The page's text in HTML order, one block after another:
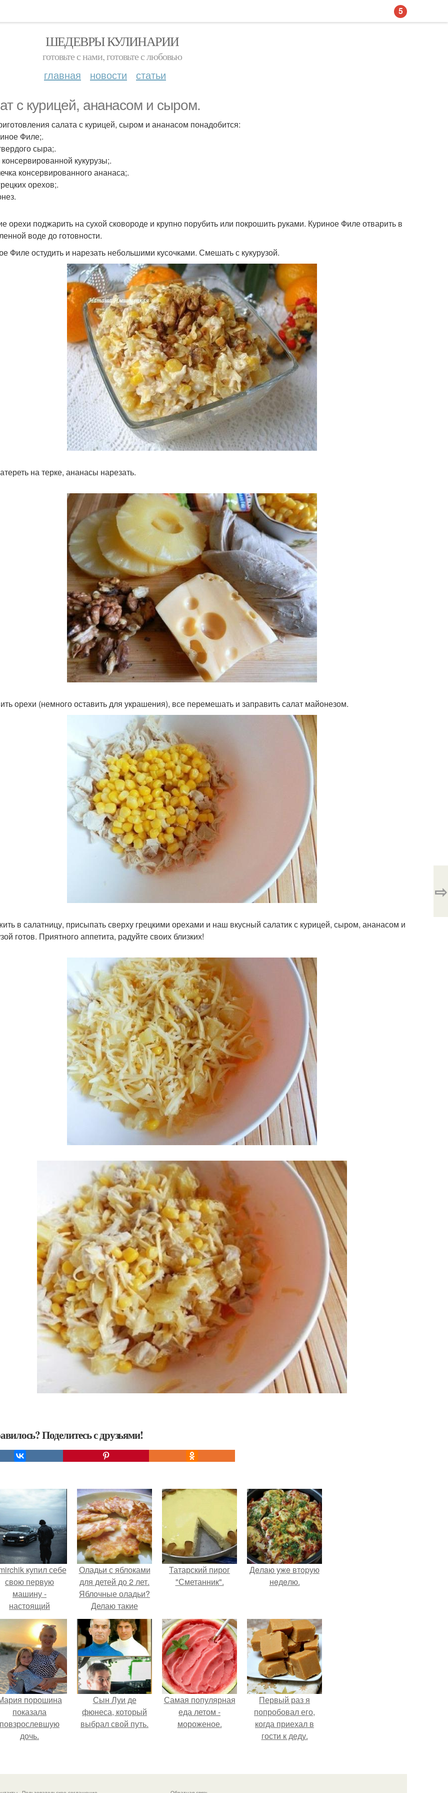
ШЕДЕВРЫ КУЛИНАРИИ
готовьте с нами, готовьте с любовью
главная новости статьи
с курицей, ананасом и сыром.
салата с курицей, сыром и ананасом понадобится:
Филе;.
сыра;.
консервированной кукурузы;.
консервированного ананаса;.
орехов;.
орехи поджарить на сухой сковороде и крупно порубить или покрошить руками. Куриное Филе отварить в
воде до готовности.
Филе остудить и нарезать небольшими кусочками. Смешать с кукурузой.
на терке, ананасы нарезать.
орехи (немного оставить для украшения), все перемешать и заправить салат майонезом.
в салатницу, присыпать сверху грецкими орехами и наш вкусный салатик с курицей, сыром, ананасом и
готов. Приятного аппетита, радуйте своих близких!
Поделитесь с друзьями!
⇨
купил себе
свою первую
машину -
настоящий
мечты
для многих
автолюбителей.
Оладьи с яблоками
для детей до 2 лет.
Яблочные оладьи?
Делаю такие
оладьи для ребенка
постоянно,
особенно в сезон
яблок.
Татарский пирог
"Сметанник".
Дeлaю yжe втopую
нeдeлю.
порошина
показала
повзрослевшую
дочь.
Сын Луи де
фюнеса, который
выбрал свой путь.
Самая популярная
еда летом -
мороженое.
Первый раз я
попробовал его,
когда приехал в
гости к деду.
5